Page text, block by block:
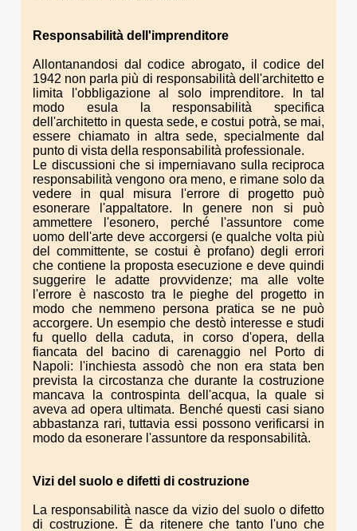
Responsabilità dell'imprenditore
Allontanandosi dal codice abrogato, il codice del
1942 non parla più di responsabilità dell'architetto e
limita l'obbligazione al solo imprenditore. In tal
modo esula la responsabilità specifica
dell'architetto in questa sede, e costui potrà, se mai,
essere chiamato in altra sede, specialmente dal
punto di vista della responsabilità professionale.
Le discussioni che si imperniavano sulla reciproca
responsabilità vengono ora meno, e rimane solo da
vedere in qual misura l'errore di progetto può
esonerare l'appaltatore. In genere non si può
ammettere l'esonero, perché l'assuntore come
uomo dell'arte deve accorgersi (e qualche volta più
del committente, se costui è profano) degli errori
che contiene la proposta esecuzione e deve quindi
suggerire le adatte provvidenze; ma alle volte
l'errore è nascosto tra le pieghe del progetto in
modo che nemmeno persona pratica se ne può
accorgere. Un esempio che destò interesse e studi
fu quello della caduta, in corso d'opera, della
fiancata del bacino di carenaggio nel Porto di
Napoli: l'inchiesta assodò che non era stata ben
prevista la circostanza che durante la costruzione
mancava la controspinta dell'acqua, la quale si
aveva ad opera ultimata. Benché questi casi siano
abbastanza rari, tuttavia essi possono verificarsi in
modo da esonerare l'assuntore da responsabilità.
Vizi del suolo e difetti di costruzione
La responsabilità nasce da vizio del suolo o difetto
di costruzione. È da ritenere che tanto l'uno che